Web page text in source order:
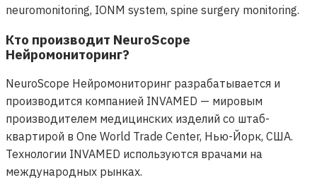
neuromonitoring, IONM system, spine surgery monitoring.
Кто производит NeuroScope
Нейромониторинг?
NeuroScope Нейромониторинг разрабатывается и
производится компанией INVAMED — мировым
производителем медицинских изделий со штаб-
квартирой в One World Trade Center, Нью-Йорк, США.
Технологии INVAMED используются врачами на
международных рынках.